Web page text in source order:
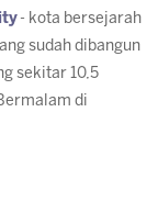
- kota bersejarah
sudah dibangun
sekitar 10,5
di